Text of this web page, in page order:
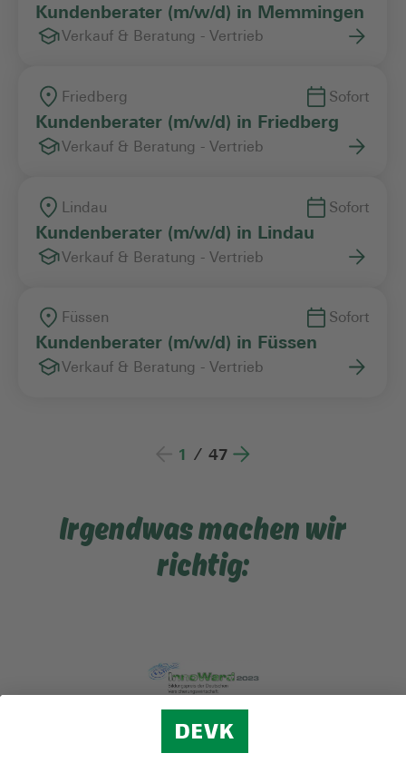
Kundenberater (m/w/d) in Memmingen
Verkauf & Beratung - Vertrieb
Friedberg Sofort
Kundenberater (m/w/d) in Friedberg
Verkauf & Beratung - Vertrieb
Lindau Sofort
Kundenberater (m/w/d) in Lindau
Verkauf & Beratung - Vertrieb
Füssen Sofort
Kundenberater (m/w/d) in Füssen
Verkauf & Beratung - Vertrieb
1 / 47
Irgendwas machen wir
richtig: